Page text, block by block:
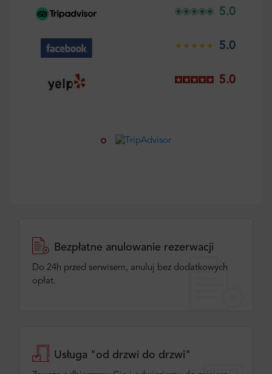
5.0
5.0
5.0
Bezpłatne anulowanie rezerwacji
Do 24h przed serwisem, anuluj bez dodatkowych
opłat.
Usługa "od drzwi do drzwi"